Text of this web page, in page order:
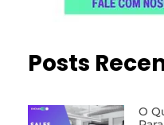
Posts
O